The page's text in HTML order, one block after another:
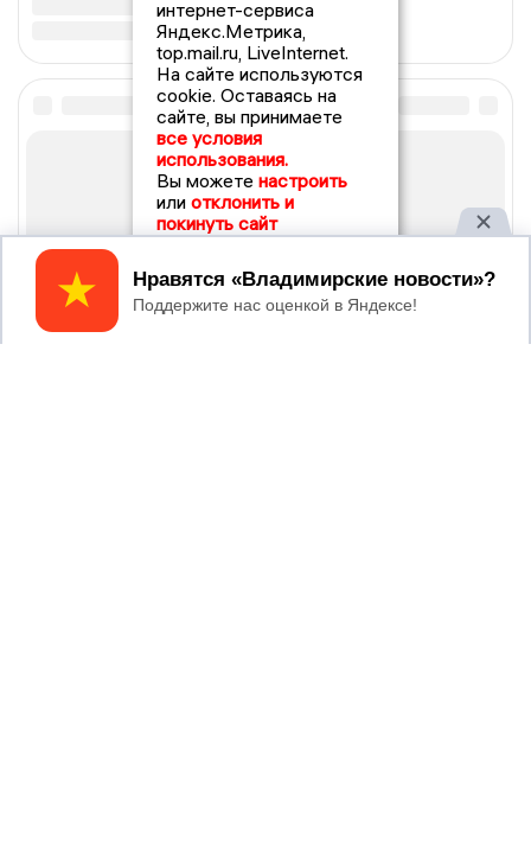
интернет-сервиса
Яндекс.Метрика,
top.mail.ru, LiveInternet.
На сайте используются
cookie. Оставаясь на
сайте, вы принимаете
все условия
использования.
Вы можете настроить
или отклонить и
покинуть сайт
Принять